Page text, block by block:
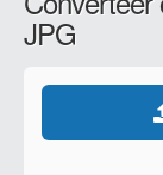
JPG